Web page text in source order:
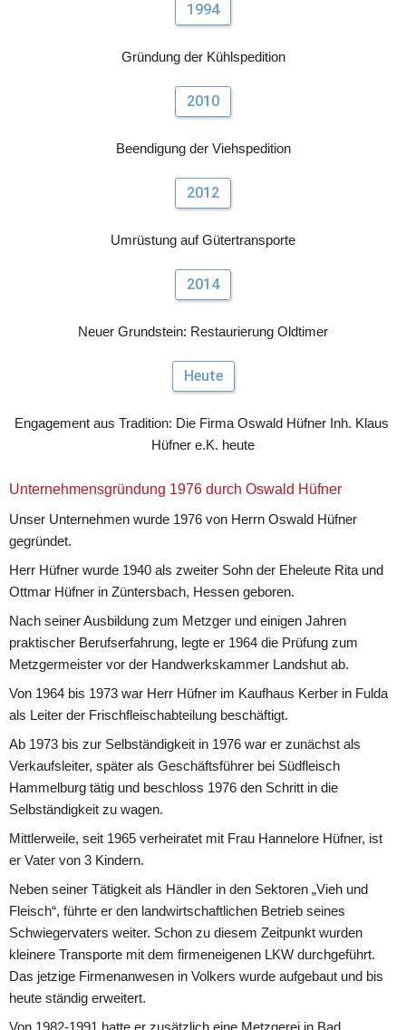
1994
Gründung der Kühlspedition
2010
Beendigung der Viehspedition
2012
Umrüstung auf Gütertransporte
2014
Neuer Grundstein: Restaurierung Oldtimer
Heute
Engagement aus Tradition: Die Firma Oswald Hüfner Inh. Klaus
Hüfner e.K. heute
Unternehmensgründung 1976 durch Oswald Hüfner
Unser Unternehmen wurde 1976 von Herrn Oswald Hüfner
gegründet.
Herr Hüfner wurde 1940 als zweiter Sohn der Eheleute Rita und
Ottmar Hüfner in Züntersbach, Hessen geboren.
Nach seiner Ausbildung zum Metzger und einigen Jahren
praktischer Berufserfahrung, legte er 1964 die Prüfung zum
Metzgermeister vor der Handwerkskammer Landshut ab.
Von 1964 bis 1973 war Herr Hüfner im Kaufhaus Kerber in Fulda
als Leiter der Frischfleischabteilung beschäftigt.
Ab 1973 bis zur Selbständigkeit in 1976 war er zunächst als
Verkaufsleiter, später als Geschäftsführer bei Südfleisch
Hammelburg tätig und beschloss 1976 den Schritt in die
Selbständigkeit zu wagen.
Mittlerweile, seit 1965 verheiratet mit Frau Hannelore Hüfner, ist
er Vater von 3 Kindern.
Neben seiner Tätigkeit als Händler in den Sektoren „Vieh und
Fleisch“, führte er den landwirtschaftlichen Betrieb seines
Schwiegervaters weiter. Schon zu diesem Zeitpunkt wurden
kleinere Transporte mit dem firmeneigenen LKW durchgeführt.
Das jetzige Firmenanwesen in Volkers wurde aufgebaut und bis
heute ständig erweitert.